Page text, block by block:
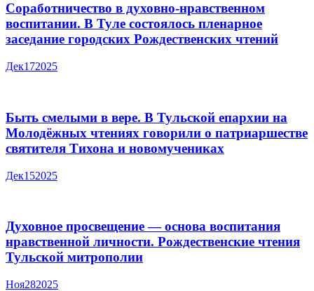
Соработничество в духовно-нравственном
воспитании. В Туле состоялось пленарное
заседание городских Рождественских чтений
Дек172025
Быть смелыми в вере. В Тульской епархии на
Молодёжных чтениях говорили о патриаршестве
святителя Тихона и новомучениках
Дек152025
Духовное просвещение — основа воспитания
нравственной личности. Рождественские чтения
Тульской митрополии
Ноя282025